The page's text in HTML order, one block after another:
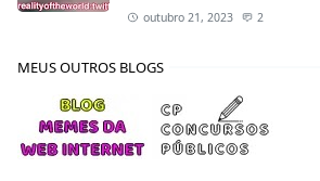
outubro 21, 2023 2
MEUS OUTROS BLOGS